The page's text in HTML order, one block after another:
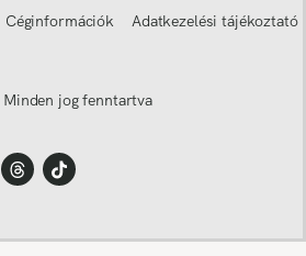
Céginformációk Adatkezelési tájékoztató
Minden jog fenntartva